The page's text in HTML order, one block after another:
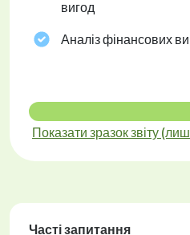
вигод
Аналіз фінансових
Показати зразок звіту
Часті запитання